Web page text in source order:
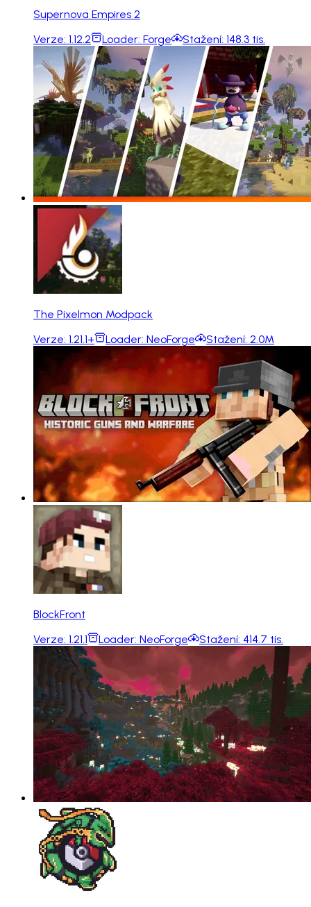
Supernova Empires 2
Verze: 1.12.2 Loader: Forge Stažení: 148.3 tis.
The Pixelmon Modpack
Verze: 1.21.1+ Loader: NeoForge Stažení: 2.0M
BlockFront
Verze: 1.21.1 Loader: NeoForge Stažení: 414.7 tis.